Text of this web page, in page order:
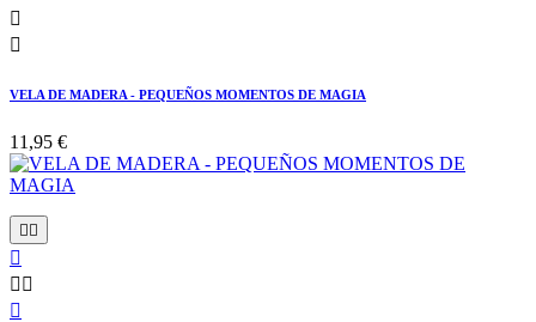


VELA DE MADERA - PEQUEÑOS MOMENTOS DE MAGIA
11,95 €


 
